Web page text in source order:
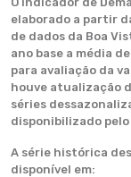
elaborado a partir
de dados da Boa
ano base a média
para avaliação da
houve atualização
séries
disponibilizado pelo
A série histórica
disponível em: